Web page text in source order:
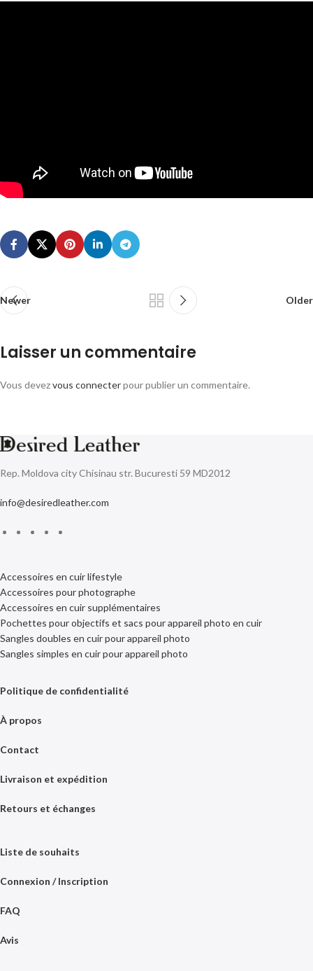
Newer Older
Laisser un commentaire
Vous devezvous connecterpour publier un commentaire.
Rep. Moldova city Chisinau str. Bucuresti 59 MD2012
info@desiredleather.com
Accessoires en cuir lifestyle
Accessoires pour photographe
Accessoires en cuir supplémentaires
Pochettes pour objectifs et sacs pour appareil photo en cuir
Sangles doubles en cuir pour appareil photo
Sangles simples en cuir pour appareil photo
Politique de confidentialité
À propos
Contact
Livraison et expédition
Retours et échanges
Liste de souhaits
Connexion / Inscription
FAQ
Avis